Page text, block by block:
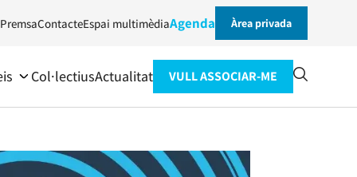
PremsaContacteEspai multimèdiaAgenda Àrea privada
Col·lectiusActualitat VULL ASSOCIAR-ME